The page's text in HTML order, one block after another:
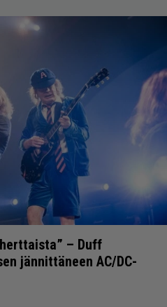
– Duff
jännittäneen AC/DC-